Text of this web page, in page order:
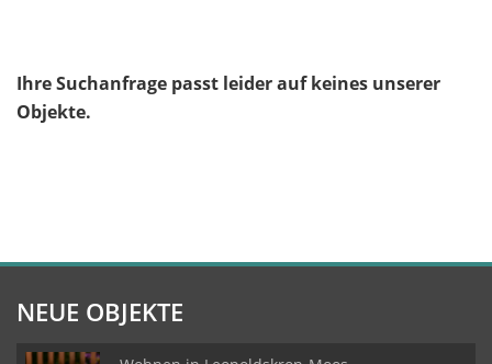
Ihre Suchanfrage passt leider auf keines unserer
Objekte.
NEUE OBJEKTE